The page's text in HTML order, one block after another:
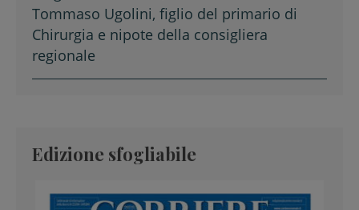
Tommaso Ugolini, figlio del primario di
Chirurgia e nipote della consigliera
regionale
Edizione sfogliabile